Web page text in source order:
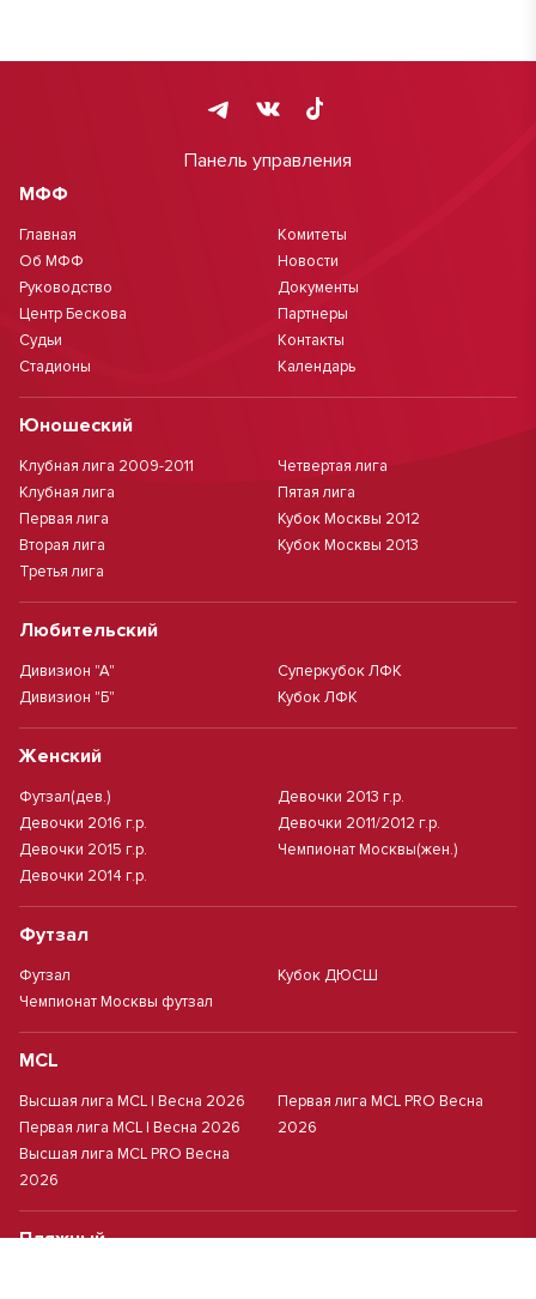
Панель управления
МФФ
Главная
Об МФФ
Руководство
Центр Бескова
Судьи
Стадионы
Комитеты
Новости
Документы
Партнеры
Контакты
Календарь
Юношеский
Клубная лига 2009-2011
Клубная лига
Первая лига
Вторая лига
Третья лига
Четвертая лига
Пятая лига
Кубок Москвы 2012
Кубок Москвы 2013
Любительский
Дивизион "А"
Дивизион "Б"
Суперкубок ЛФК
Кубок ЛФК
Женский
Футзал(дев.)
Девочки 2016 г.р.
Девочки 2015 г.р.
Девочки 2014 г.р.
Девочки 2013 г.р.
Девочки 2011/2012 г.р.
Чемпионат Москвы(жен.)
Футзал
Футзал
Чемпионат Москвы футзал
Кубок ДЮСШ
MCL
Высшая лига MCL | Весна 2026
Первая лига MCL | Весна 2026
Высшая лига MCL PRO Весна
2026
Первая лига MCL PRO Весна
2026
Пляжный